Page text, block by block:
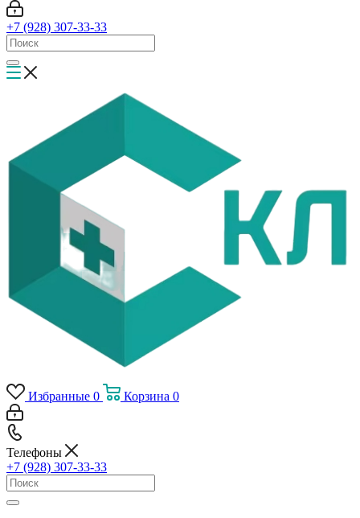
+7 (928) 307-33-33
Избранные 0 Корзина 0
Телефоны
+7 (928) 307-33-33